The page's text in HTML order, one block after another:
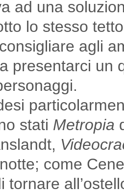
ad una
lo stesso
agli
presentarci un
stati Metropia
come
tornare